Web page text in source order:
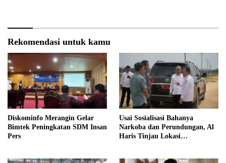
Rekomendasi untuk kamu
Diskominfo Merangin Gelar
Bimtek Peningkatan SDM Insan
Pers
Usai Sosialisasi Bahanya
Narkoba dan Perundungan, Al
Haris Tinjau Lokasi